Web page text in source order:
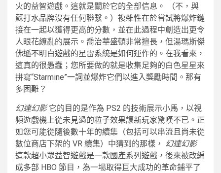
火的益智遊戲。這就是關於它的​​全部信息。 （不，與
蘇打水品牌沒有任何聯繫。）複雜性在於嘗試將爆炸鏈
接在一起以獲得更高的分數，並在此過程中創造出更令
人眼花繚亂的展示。喬治華盛頓非常擅長，但湯瑪斯傑
佛遜不明白遊戲的星雷系統是如何運作的。在我看來，
這真的很愚蠢；您所要做的就是收集足夠的白色星星來
拼寫“Starmine”一詞並爆炸它們以進入獎勵時間。那有
多困難？
幻達幻影 它的目的是作為 PS2 的技術展示小馬，以視
頻遊戲機上從未見過的粒子效果讓新玩家驚嘆不已。正
如您可能從隨後數十年的續集（包括可以串流且尚未從
數位商店下架的 VR 續集）中猜到的那樣， 幻達幻影
這款超小眾益智遊戲是一款國產系列遊戲，後來被改編
成多部 HBO 節目，為一場取得巨大成功的革命鋪平了